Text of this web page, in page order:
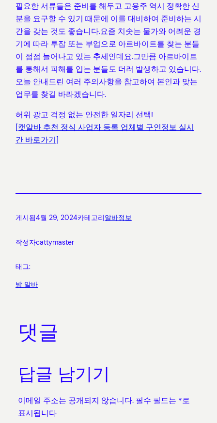
필요한 서류들은 준비를 해두고 고용주 역시 정확한 신
분을 요구할 수 있기 때문에 이를 대비하여 준비하는 시
간을 갖는 것도 좋습니다.요즘 치솟는 물가와 어려운 경
기에 따라 투잡 또는 부업으로 아르바이트를 찾는 분들
이 점점 늘어나고 있는 추세인데요.그만큼 아르바이트
를 통해서 피해를 입는 분들도 더러 발생하고 있습니다.
오늘 안내드린 여러 주의사항을 참고하여 본인과 맞는
업무를 찾길 바라겠습니다.
허위 광고 걱정 없는 안전한 일자리 선택!
[캣알바 추천 정식 사업자 등록 업체별 구인정보 실시
간 바로가기]
게시됨4월 29, 2024카테고리알바정보
작성자cattymaster
태그:
밤 알바
댓글
답글 남기기
이메일 주소는 공개되지 않습니다. 필수 필드는 *로
표시됩니다